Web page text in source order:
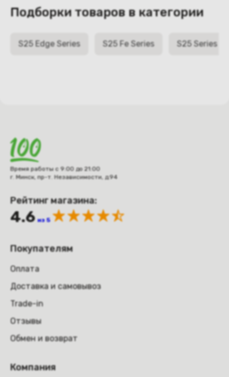
Подборки товаров в категории
S25 Edge Series S25 Fe Series S25 Series
Время работы с 9:00 до 21:00
г. Минск, пр-т. Независимости, д.94
Рейтинг магазина:
4.6 из 5
Покупателям
Оплата
Доставка и самовывоз
Trade-in
Отзывы
Обмен и возврат
Компания